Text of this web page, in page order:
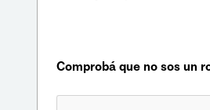
Comprobá que no sos un